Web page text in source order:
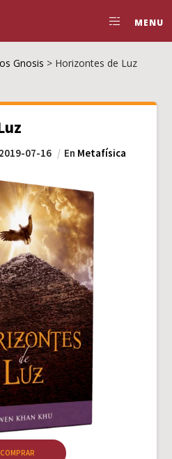
MENU
Gnosis > Horizontes de Luz
2019-07-16 En Metafísica